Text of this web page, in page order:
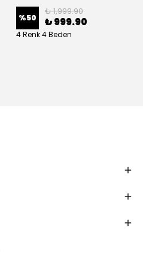
%50
₺ 1,999.90
₺ 999.90
4 Renk 4 Beden